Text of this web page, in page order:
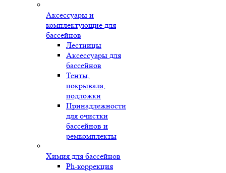
Аксессуары и
комплектующие для
бассейнов
Лестницы
Аксессуары для
бассейнов
Тенты,
покрывала,
подложки
Принадлежности
для очистки
бассейнов и
ремкомплекты
Химия для бассейнов
Ph-коррекция